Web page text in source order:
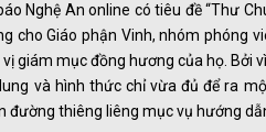
Nghệ An online có tiêu đề “Thư
cho Giáo phận Vinh, nhóm phóng
giám mục đồng hương của họ. Bởi
và hình thức chỉ vừa đủ để ra
đường thiêng liêng mục vụ hướng